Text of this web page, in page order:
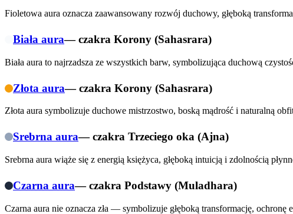
Fioletowa aura oznacza zaawansowany rozwój duchowy, głęboką
Biała aura— czakra Korony (Sahasrara)
Biała aura to najrzadsza ze wszystkich barw, symbolizująca duchową
Złota aura— czakra Korony (Sahasrara)
Złota aura symbolizuje duchowe mistrzostwo, boską mądrość i naturalną
Srebrna aura— czakra Trzeciego oka (Ajna)
Srebrna aura wiąże się z energią księżyca, głęboką intuicją i zdolnością
Czarna aura— czakra Podstawy (Muladhara)
Czarna aura nie oznacza zła — symbolizuje głęboką transformację,